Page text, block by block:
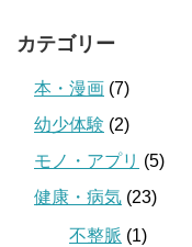
カテゴリー
本・漫画 (7)
幼少体験 (2)
モノ・アプリ (5)
健康・病気 (23)
不整脈 (1)